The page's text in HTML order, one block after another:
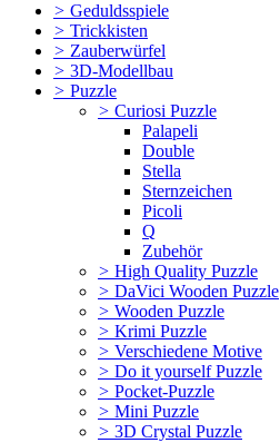
> Geduldsspiele
> Trickkisten
> Zauberwürfel
> 3D-Modellbau
> Puzzle
> Curiosi Puzzle
Palapeli
Double
Stella
Sternzeichen
Picoli
Q
Zubehör
> High Quality Puzzle
> DaVici Wooden Puzzle
> Wooden Puzzle
> Krimi Puzzle
> Verschiedene Motive
> Do it yourself Puzzle
> Pocket-Puzzle
> Mini Puzzle
> 3D Crystal Puzzle